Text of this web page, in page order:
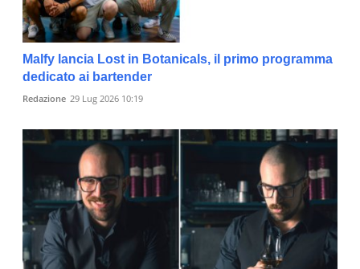
Malfy lancia Lost in Botanicals, il primo programma
dedicato ai bartender
Redazione 29 Lug 2026 10:19